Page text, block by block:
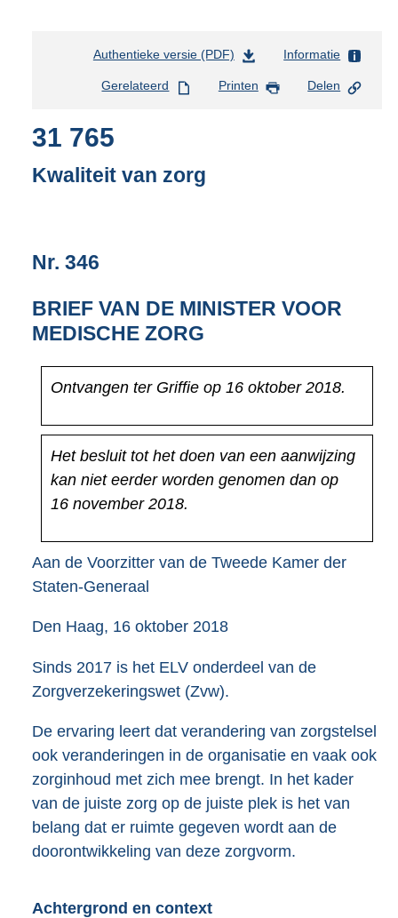
Authentieke versie (PDF)
s
e
1
K
Informatie
Gerelateerd Printen Delen
31 765
Kwaliteit van zorg
Nr. 346
BRIEF VAN DE MINISTER VOOR
MEDISCHE ZORG
Ontvangen ter Griffie op 16 oktober 2018.
Het besluit tot het doen van een aanwijzing
kan niet eerder worden genomen dan op
16 november 2018.
Aan de Voorzitter van de Tweede Kamer der
Staten-Generaal
Den Haag, 16 oktober 2018
Sinds 2017 is het ELV onderdeel van de
Zorgverzekeringswet (Zvw).
De ervaring leert dat verandering van zorgstelsel
ook veranderingen in de organisatie en vaak ook
zorginhoud met zich mee brengt. In het kader
van de juiste zorg op de juiste plek is het van
belang dat er ruimte gegeven wordt aan de
doorontwikkeling van deze zorgvorm.
Achtergrond en context